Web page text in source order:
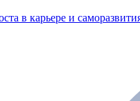
в карьере и